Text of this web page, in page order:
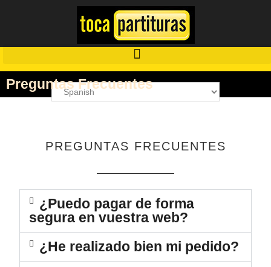
Preguntas Frecuentes
PREGUNTAS FRECUENTES
¿Puedo pagar de forma
segura en vuestra web?
¿He realizado bien mi pedido?